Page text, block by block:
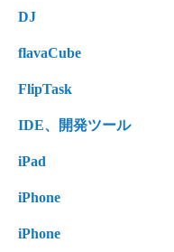
DJ
flavaCube
FlipTask
IDE、開発ツール
iPad
iPhone
iPhone